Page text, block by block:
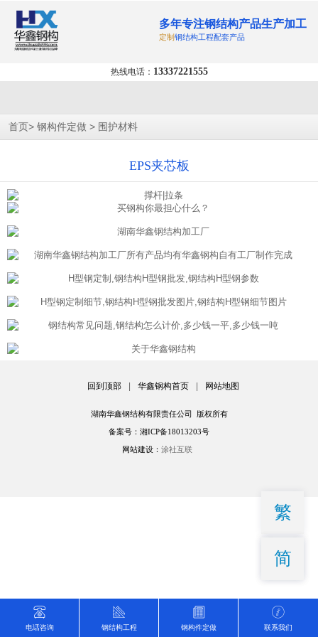
多年专注钢结构产品生产加工
定制钢结构工程配套产品
热线电话： 13337221555
首页> 钢构件定做 > 围护材料
EPS夹芯板
回到顶部 | 华鑫钢构首页 | 网站地图
湖南华鑫钢结构有限责任公司 版权所有
备案号：湘ICP备18013203号
网站建设： 涂社互联
电话咨询 钢结构工程 钢构件定做 联系我们
繁
简